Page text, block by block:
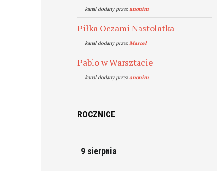
kanal dodany przezanonim
Piłka Oczami Nastolatka
kanal dodany przezMarcel
Pablo w Warsztacie
kanal dodany przezanonim
ROCZNICE
9 sierpnia